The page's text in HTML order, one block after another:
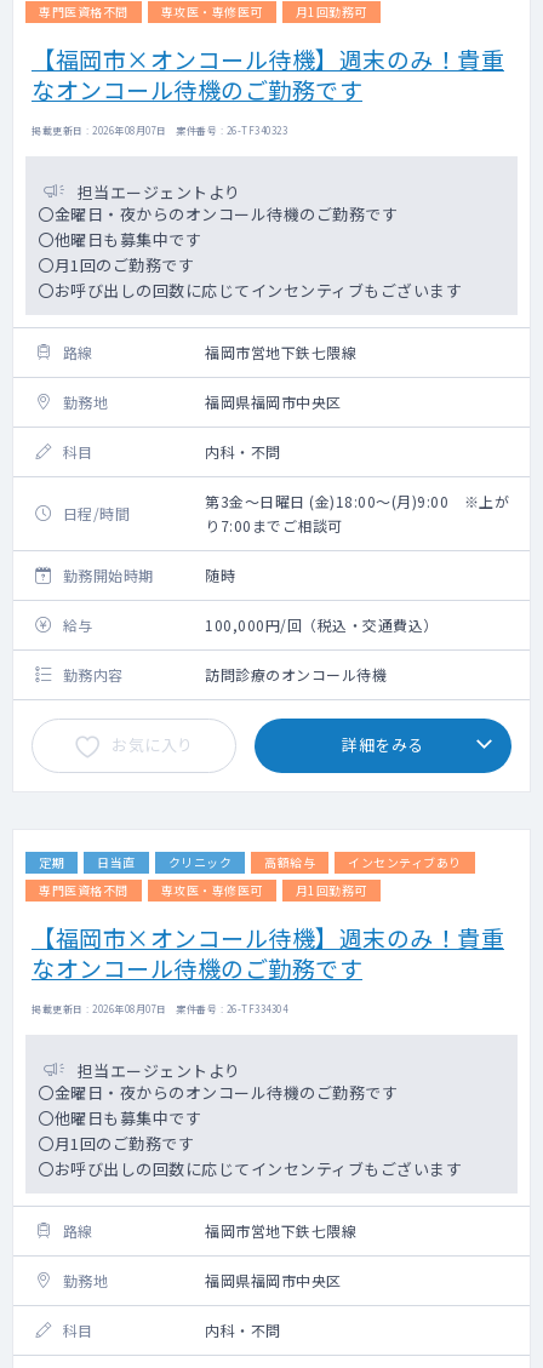
専門医資格不問
専攻医・専修医可 月1回勤務可
【福岡市×オンコール待機】週末のみ！貴重
なオンコール待機のご勤務です
掲載更新日 : 2026年08月07日 案件番号 : 26-TF340323
担当エージェントより
〇金曜日・夜からのオンコール待機のご勤務です
〇他曜日も募集中です
〇月1回のご勤務です
〇お呼び出しの回数に応じてインセンティブもございます
路線 福岡市営地下鉄七隈線
勤務地 福岡県福岡市中央区
科目 内科・不問
日程/時間
第3金～日曜日 (金)18:00～(月)9:00 ※上が
り7:00までご相談可
勤務開始時期 随時
給与 100,000円/回（税込・交通費込）
勤務内容 訪問診療のオンコール待機
お気に入り 詳細をみる
定期 日当直 クリニック 高額給与
インセンティブあり
専門医資格不問
専攻医・専修医可 月1回勤務可
【福岡市×オンコール待機】週末のみ！貴重
なオンコール待機のご勤務です
掲載更新日 : 2026年08月07日 案件番号 : 26-TF334304
担当エージェントより
〇金曜日・夜からのオンコール待機のご勤務です
〇他曜日も募集中です
〇月1回のご勤務です
〇お呼び出しの回数に応じてインセンティブもございます
路線 福岡市営地下鉄七隈線
勤務地 福岡県福岡市中央区
科目 内科・不問